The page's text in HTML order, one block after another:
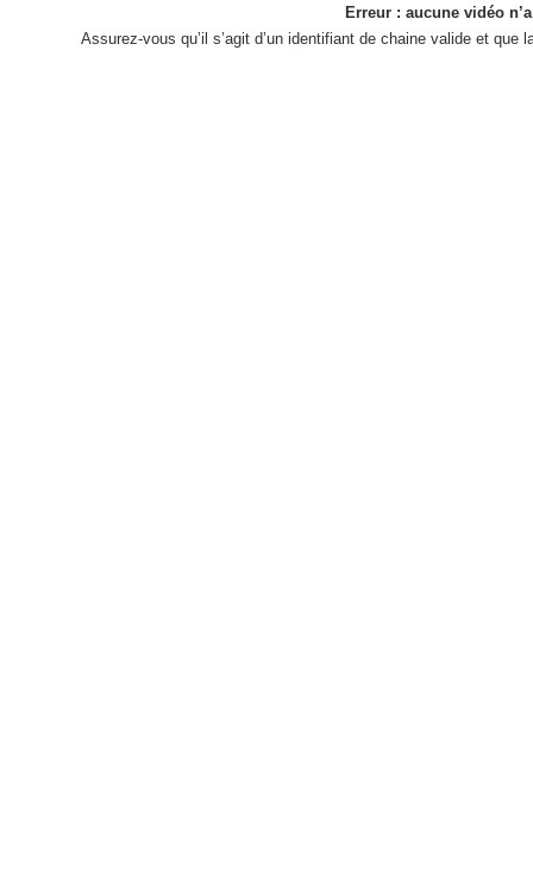
Erreur : aucune vidéo
Assurez-vous qu’il s’agit d’un identifiant de chaine valide et